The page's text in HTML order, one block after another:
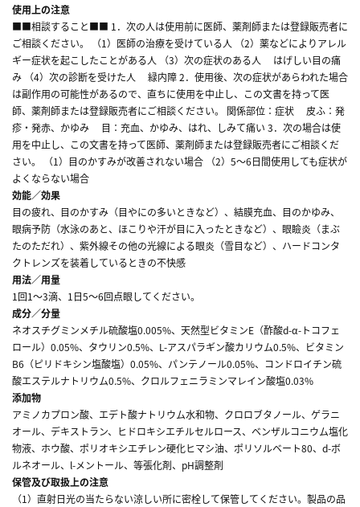
使用上の注意
■■相談すること■■ 1．次の人は使用前に医師、薬剤師または登録販売者に
ご相談ください。 （1）医師の治療を受けている人 （2）薬などによりアレル
ギー症状を起こしたことがある人 （3）次の症状のある人 はげしい目の痛
み （4）次の診断を受けた人 緑内障 2．使用後、次の症状があらわれた場合
は副作用の可能性があるので、直ちに使用を中止し、この文書を持って医
師、薬剤師または登録販売者にご相談ください。 関係部位：症状 皮ふ：発
疹・発赤、かゆみ 目：充血、かゆみ、はれ、しみて痛い 3．次の場合は使
用を中止し、この文書を持って医師、薬剤師または登録販売者にご相談くだ
さい。 （1）目のかすみが改善されない場合 （2）5～6日間使用しても症状が
よくならない場合
効能／効果
目の疲れ、目のかすみ（目やにの多いときなど）、結膜充血、目のかゆみ、
眼病予防（水泳のあと、ほこりや汗が目に入ったときなど）、眼瞼炎（まぶ
たのただれ）、紫外線その他の光線による眼炎（雪目など）、ハードコンタ
クトレンズを装着しているときの不快感
用法／用量
1回1～3滴、1日5～6回点眼してください。
成分／分量
ネオスチグミンメチル硫酸塩0.005%、天然型ビタミンE（酢酸d-α-トコフェ
ロール）0.05%、タウリン0.5%、L-アスパラギン酸カリウム0.5%、ビタミン
B6（ピリドキシン塩酸塩）0.05%、パンテノール0.05%、コンドロイチン硫
酸エステルナトリウム0.5%、クロルフェニラミンマレイン酸塩0.03%
添加物
アミノカプロン酸、エデト酸ナトリウム水和物、クロロブタノール、ゲラニ
オール、デキストラン、ヒドロキシエチルセルロース、ベンザルコニウム塩化
物液、ホウ酸、ポリオキシエチレン硬化ヒマシ油、ポリソルベート80、d-ボ
ルネオール、l-メントール、等張化剤、pH調整剤
保管及び取扱上の注意
（1）直射日光の当たらない涼しい所に密栓して保管してください。製品の品